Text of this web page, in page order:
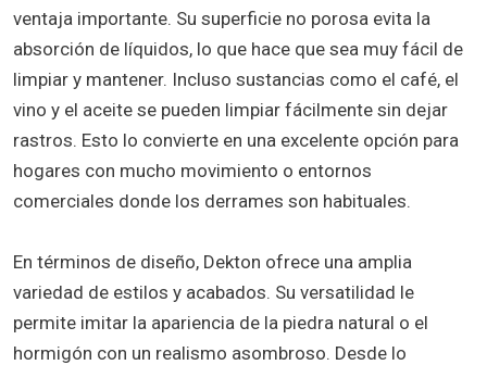
ventaja importante. Su superficie no porosa evita la
absorción de líquidos, lo que hace que sea muy fácil de
limpiar y mantener. Incluso sustancias como el café, el
vino y el aceite se pueden limpiar fácilmente sin dejar
rastros. Esto lo convierte en una excelente opción para
hogares con mucho movimiento o entornos
comerciales donde los derrames son habituales.
En términos de diseño, Dekton ofrece una amplia
variedad de estilos y acabados. Su versatilidad le
permite imitar la apariencia de la piedra natural o el
hormigón con un realismo asombroso. Desde lo